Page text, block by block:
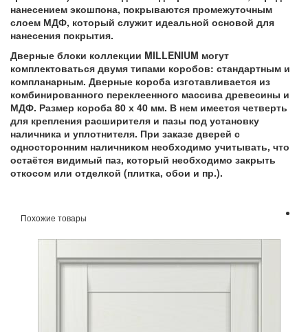
нанесением экошпона, покрываются промежуточным
слоем МДФ, который служит идеальной основой для
нанесения покрытия.
Дверные блоки коллекции MILLENIUM могут
комплектоваться двумя типами коробов: стандартным и
компланарным. Дверные короба изготавливается из
комбинированного переклеенного массива древесины и
МДФ. Размер короба 80 х 40 мм. В нем имеется четверть
для крепления расширителя и пазы под установку
наличника и уплотнителя. При заказе дверей с
односторонним наличником необходимо учитывать, что
остаётся видимый паз, который необходимо закрыть
откосом или отделкой (плитка, обои и пр.).
Похожие товары